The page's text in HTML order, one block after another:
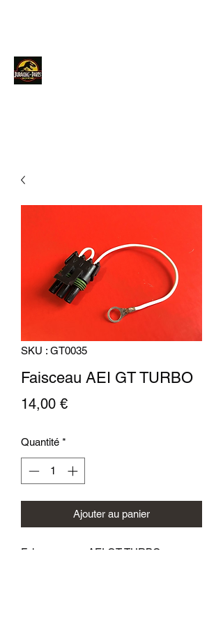
SKU : GT0035
Faisceau AEI GT TURBO
14,00 €Prix
Quantité *
Ajouter au panier
Faisceau pour AEI GT TURBO